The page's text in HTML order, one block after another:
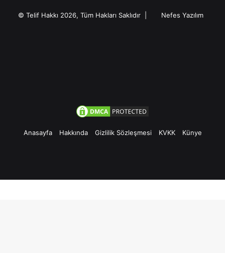
© Telif Hakkı 2026, Tüm Hakları Saklıdır | Nefes Yazılım
Anasayfa Hakkında Gizlilik Sözleşmesi KVKK Künye